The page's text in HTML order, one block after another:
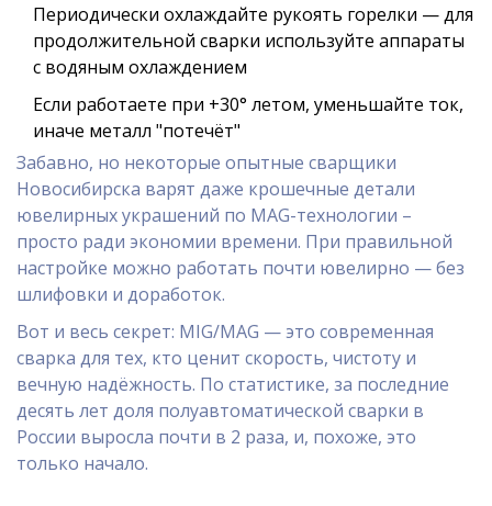
Периодически охлаждайте рукоять горелки — для
продолжительной сварки используйте аппараты
с водяным охлаждением
Если работаете при +30° летом, уменьшайте ток,
иначе металл "потечёт"
Забавно, но некоторые опытные сварщики
Новосибирска варят даже крошечные детали
ювелирных украшений по MAG-технологии –
просто ради экономии времени. При правильной
настройке можно работать почти ювелирно — без
шлифовки и доработок.
Вот и весь секрет: MIG/MAG — это современная
сварка для тех, кто ценит скорость, чистоту и
вечную надёжность. По статистике, за последние
десять лет доля полуавтоматической сварки в
России выросла почти в 2 раза, и, похоже, это
только начало.